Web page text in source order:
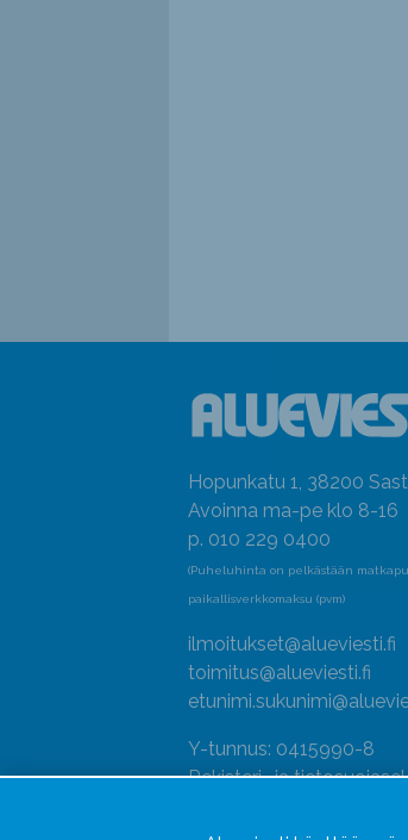
Hopunkatu 1, 38200
Avoinna ma-pe klo 8-16
p. 010 229 0400
(Puheluhinta on pelkästään
paikallisverkkomaksu (pvm)
ilmoitukset@alueviesti.fi
toimitus@alueviesti.fi
Y-tunnus: 0415990-8
Rekisteri- ja